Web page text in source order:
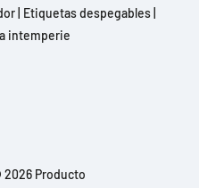
Etiquetas despegables
intemperie
Producto